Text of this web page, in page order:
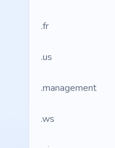
.fr
.us
.management
.ws